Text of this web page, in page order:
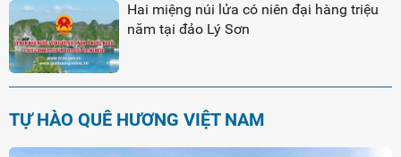
Hai miệng núi lửa có niên đại hàng triệu
năm tại đảo Lý Sơn
TỰ HÀO QUÊ HƯƠNG VIỆT NAM